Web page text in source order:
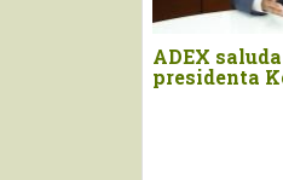
implementará plan
nacional